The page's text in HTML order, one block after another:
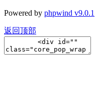
Powered by phpwind v9.0.1
返回顶部